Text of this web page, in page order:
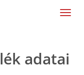
adatai